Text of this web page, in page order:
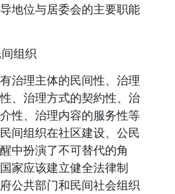
地位与居委会的主要职能
组织
治理主体的民间性、治理
、治理方式的契約性、治
性、治理内容的服务性等
间组织在社区建设、公民
中扮演了不可替代的角
家应该建立健全法律制
公共部门和民间社会组织